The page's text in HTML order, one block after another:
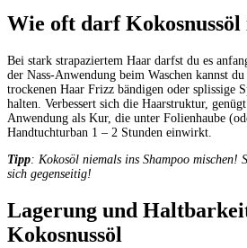
Wie oft darf Kokosnussöl
Bei stark strapaziertem Haar darfst du es
der Nass-Anwendung beim Waschen kannst du
trockenen Haar Frizz bändigen oder splissige
halten. Verbessert sich die Haarstruktur, genügt
Anwendung als Kur, die unter Folienhaube
Handtuchturban 1 – 2 Stunden einwirkt.
Tipp: Kokosöl niemals ins Shampoo mischen!
sich gegenseitig!
Lagerung und
Kokosnussöl